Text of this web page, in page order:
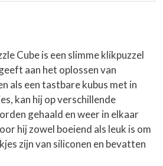
Cube is een slimme klikpuzzel
aan het oplossen van
als een tastbare kubus met in
kan hij op verschillende
gehaald en weer in elkaar
hij zowel boeiend als leuk is om
zijn van siliconen en bevatten